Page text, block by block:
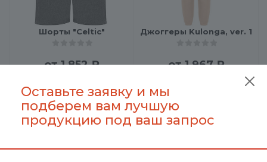
Шорты "Celtic"
от1 852 ₽
Подробнее
Джоггеры Kulonga, ver. 1
от1 967 ₽
Подробнее
Оставьте заявку и мы
подберем вам лучшую
продукцию под ваш запрос